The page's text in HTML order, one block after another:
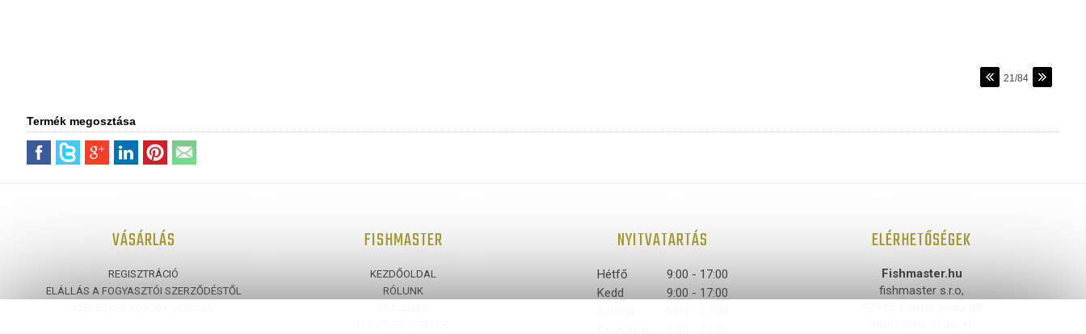
21/84
Termék megosztása
VÁSÁRLÁS
REGISZTRÁCIÓ
ELÁLLÁS A FOGYASZTÓI SZERZŐDÉSTŐL
FISHMASTER
KEZDŐOLDAL
RÓLUNK
NYITVATARTÁS
Hétfő
9:00 - 17:00
Kedd
9:00 - 17:00
ELÉRHETŐSÉGEK
Fishmaster.hu
fishmaster s.r.o,